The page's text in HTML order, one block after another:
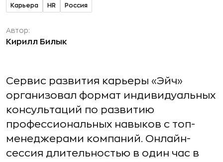
Карьера HR Россия
Автор:
Кирилл Билык
Сервис развития карьеры «Эйч»
организовал формат индивидуальных
консультаций по развитию
профессиональных навыков с топ-
менеджерами компаний. Онлайн-
сессия длительностью в один час в